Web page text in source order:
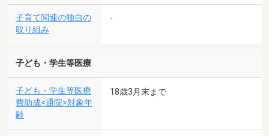
子育て関連の独自の
取り組み
-
子ども・学生等医療
子ども・学生等医療
費助成<通院>対象年
齢
18歳3月末まで